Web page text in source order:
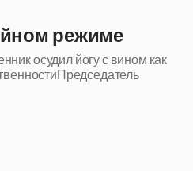
режиме
осудил йогу с вином как